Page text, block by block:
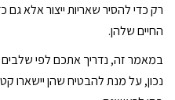
רק כדי להסיר שאריות ייצור אלא
החיים שלהן.
במאמר זה, נדריך אתכם לפי
נכון, על מנת להבטיח שהן יישארו